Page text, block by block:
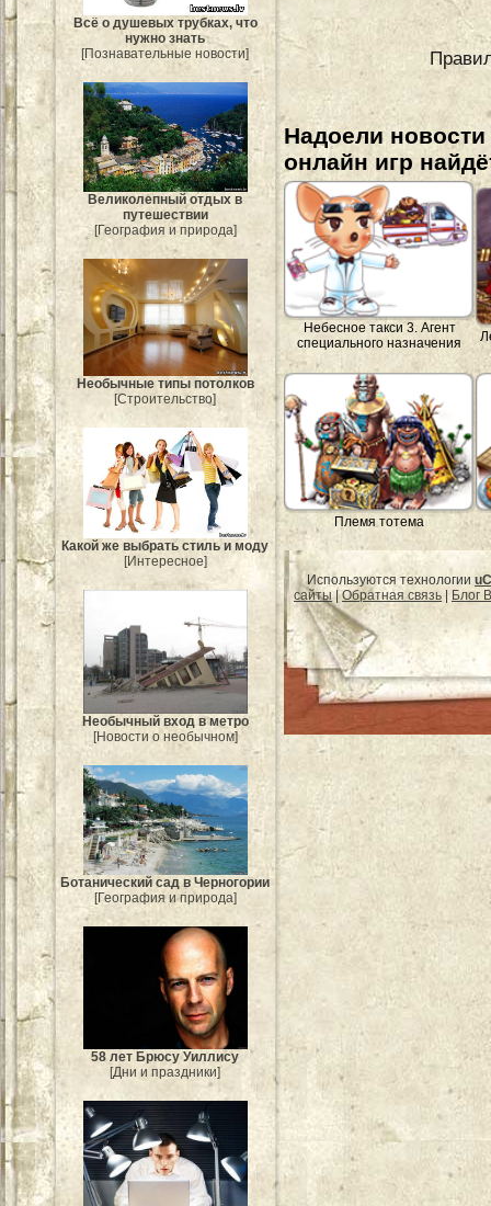
Всё о душевых трубках, что
нужно знать
[Познавательные новости]
Великолепный отдых в
путешествии
[География и природа]
Необычные типы потолков
[Строительство]
Какой же выбрать стиль и моду
[Интересное]
Необычный вход в метро
[Новости о необычном]
Ботанический сад в Черногории
[География и природа]
58 лет Брюсу Уиллису
[Дни и праздники]
Надоели
онлайн игр
Небесное такси 3. Агент
специального назначения
Племя тотема
Используются технологии
сайты|Обратная связь Блог